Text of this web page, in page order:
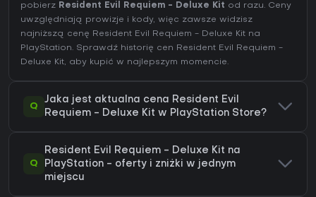
pobierz Resident Evil Requiem - Deluxe Kit od razu. Ceny
uwzględniają prowizje i kody, więc zawsze widzisz
najniższą cenę Resident Evil Requiem - Deluxe Kit na
PlayStation. Sprawdź historię cen Resident Evil Requiem -
Deluxe Kit, aby kupić w najlepszym momencie.
Q
Jaka jest aktualna cena Resident Evil
Requiem - Deluxe Kit w PlayStation Store?
Q
Resident Evil Requiem - Deluxe Kit na
PlayStation - oferty i zniżki w jednym
miejscu